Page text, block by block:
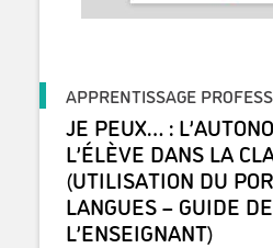
APPRENTISSAGE
JE PEUX… :
L’ÉLÈVE DANS LA
(UTILISATION DU
LANGUES – GUIDE DE
L’ENSEIGNANT)